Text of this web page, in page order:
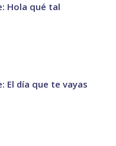
Hola qué tal
El día que te vayas